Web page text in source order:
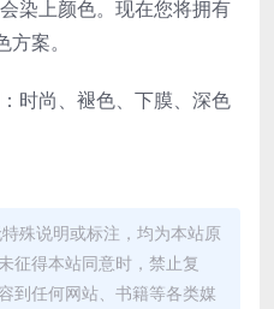
染上颜色。现在您将拥有
案。
时尚、褪色、下膜、深色
殊说明或标注，均为本站原
征得本站同意时，禁止复
到任何网站、书籍等各类媒